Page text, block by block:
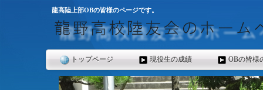
龍高陸上部OBの皆様のページです。
トップページ 現役生の成績 OBの皆様